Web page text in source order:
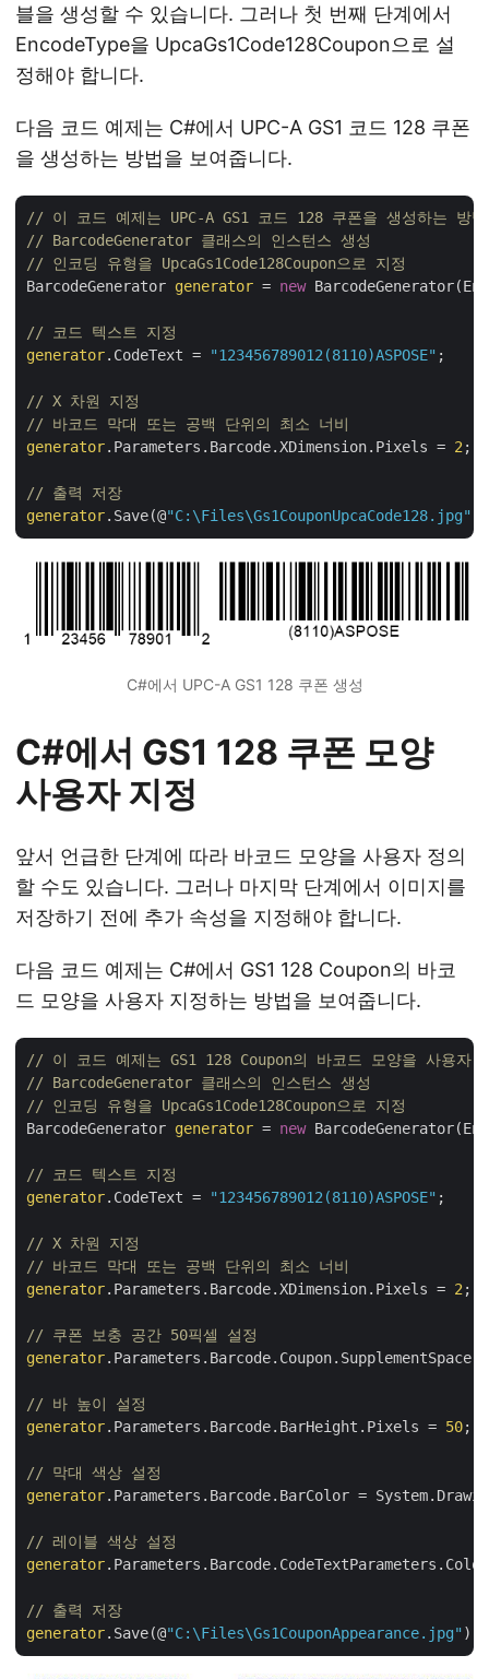
블을 생성할 수 있습니다. 그러나 첫 번째 단계에서
EncodeType을 UpcaGs1Code128Coupon으로 설
정해야 합니다.
다음 코드 예제는 C#에서 UPC-A GS1 코드 128 쿠폰
을 생성하는 방법을 보여줍니다.
// 이 코드 예제는 UPC-A GS1 코드 128 쿠폰을 생성하는 방
// BarcodeGenerator 클래스의 인스턴스 생성
// 인코딩 유형을 UpcaGs1Code128Coupon으로 지정
BarcodeGenerator generator = new
// 코드 텍스트 지정
generator.CodeText = "123456789012(8110)ASPOSE" ;
// X 차원 지정
// 바코드 막대 또는 공백 단위의 최소 너비
generator.Parameters.Barcode.XDimension.Pixels = 2 ;
// 출력 저장
generator.Save(@"C:\Files\Gs1CouponUpcaCode128.jpg"
C#에서 UPC-A GS1 128 쿠폰 생성
C#에서 GS1 128 쿠폰 모양
사용자 지정
앞서 언급한 단계에 따라 바코드 모양을 사용자 정의
할 수도 있습니다. 그러나 마지막 단계에서 이미지를
저장하기 전에 추가 속성을 지정해야 합니다.
다음 코드 예제는 C#에서 GS1 128 Coupon의 바코
드 모양을 사용자 지정하는 방법을 보여줍니다.
// 이 코드 예제는 GS1 128 Coupon의 바코드 모양을 사용자
// BarcodeGenerator 클래스의 인스턴스 생성
// 인코딩 유형을 UpcaGs1Code128Coupon으로 지정
BarcodeGenerator generator = new
// 코드 텍스트 지정
generator.CodeText = "123456789012(8110)ASPOSE" ;
// X 차원 지정
// 바코드 막대 또는 공백 단위의 최소 너비
generator.Parameters.Barcode.XDimension.Pixels = 2 ;
// 쿠폰 보충 공간 50픽셀 설정
generator
// 바 높이 설정
generator.Parameters.Barcode.BarHeight.Pixels = 50;
// 막대 색상 설정
generator.Parameters.Barcode.BarColor =
// 레이블 색상 설정
generator
// 출력 저장
generator.Save(@"C:\Files\Gs1CouponAppearance.jpg"